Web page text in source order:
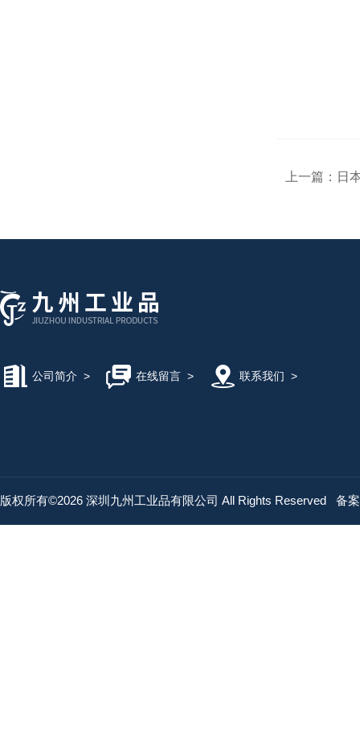
上一篇： 日
公司简介 > 在线留言> 联系我们 >
版权所有©2026 深圳九州工业品有限公司 All Rights Reserved 备